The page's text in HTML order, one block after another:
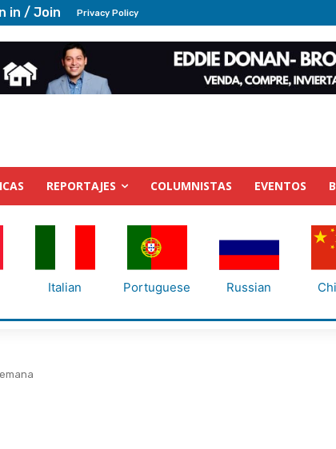
in / Join Privacy Policy
REPORTAJES COLUMNISTAS EVENTOS
Italian Portuguese Russian